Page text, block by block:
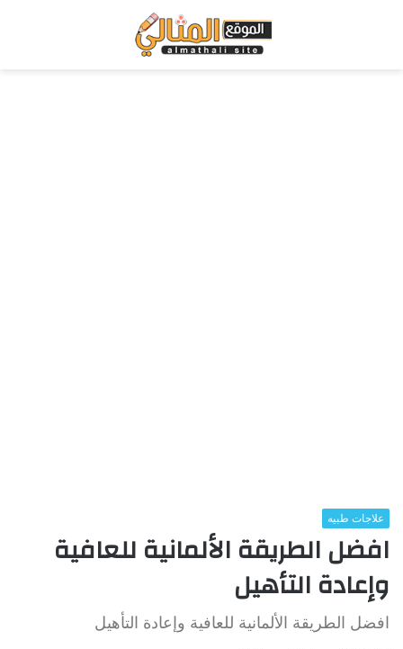
علاجات طبيه
افضل الطريقة الألمانية للعافية
وإعادة التأهيل
افضل الطريقة الألمانية للعافية وإعادة التأهيل